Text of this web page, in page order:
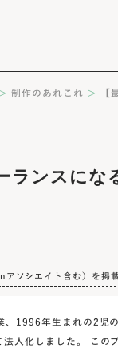
>制作のあれこれ > 【
ランスに
ソシエイト含む）を掲載
、1996年生まれの2児の
人化しました。
この